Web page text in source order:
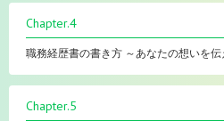
Chapter.4
職務経歴書の書き方 ～あなたの想いを伝
Chapter.5